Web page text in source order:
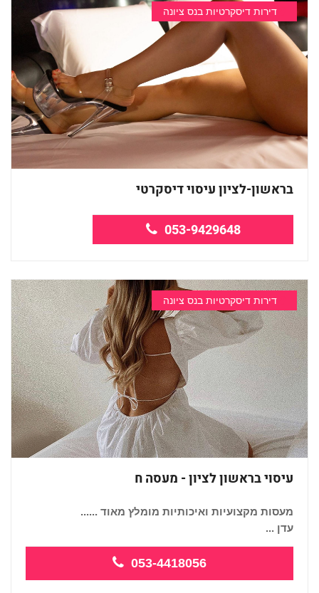
דירות דיסקרטיות בנס ציונה
בראשון-לציון עיסוי דיסקרטי
053-9429648
דירות דיסקרטיות בנס ציונה
עיסוי בראשון לציון - מעסה ח
מעסות מקצועיות ואיכותיות מומלץ מאוד ......
עדן ...
053-4418056